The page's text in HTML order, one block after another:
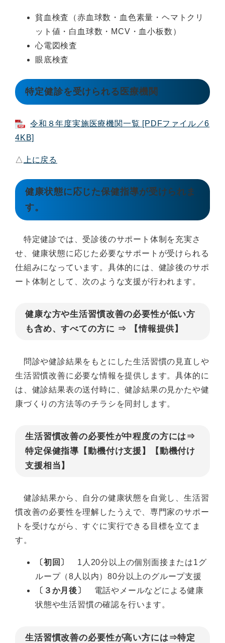
貧血検査（赤血球数・血色素量・ヘマトクリ
ット値・白血球数・MCV・血小板数）
心電図検査
眼底検査
特定健診を受けられる医療機関
令和８年度実施医療機関一覧 [PDFファイル／6
4KB]
△ 上に戻る
健康状態に応じた保健指導が受けられま
す。
特定健診では、受診後のサポート体制を充実さ
せ、健康状態に応じた必要なサポートが受けられる
仕組みになっています。具体的には、健診後のサポ
ート体制として、次のような支援が行われます。
健康な方や生活習慣改善の必要性が低い方
も含め、すべての方に ⇒ 【情報提供】
問診や健診結果をもとにした生活習慣の見直しや
生活習慣改善に必要な情報を提供します。具体的に
は、健診結果表の送付時に、健診結果の見かたや健
康づくりの方法等のチラシを同封します。
生活習慣改善の必要性が中程度の方には⇒
特定保健指導【動機付け支援】【動機付け
支援相当】
健診結果から、自分の健康状態を自覚し、生活習
慣改善の必要性を理解したうえで、専門家のサポー
トを受けながら、すぐに実行できる目標を立てま
す。
〔初回〕
1人20分以上の個別面接または1グ
ループ（8人以内）80分以上のグループ支援
〔３か月後〕
電話やメールなどによる健康
状態や生活習慣の確認を行います。
生活習慣改善の必要性が高い方には⇒特定